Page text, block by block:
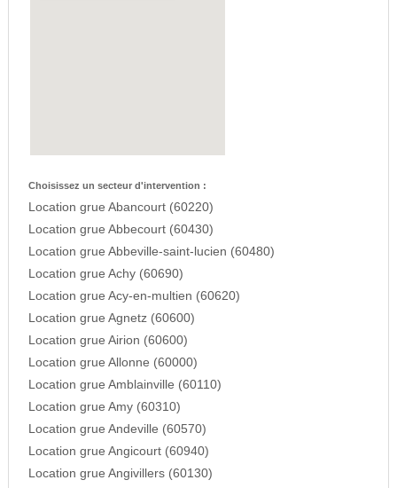
Choisissez un secteur d'intervention :
Location grue Abancourt (60220)
Location grue Abbecourt (60430)
Location grue Abbeville-saint-lucien (60480)
Location grue Achy (60690)
Location grue Acy-en-multien (60620)
Location grue Agnetz (60600)
Location grue Airion (60600)
Location grue Allonne (60000)
Location grue Amblainville (60110)
Location grue Amy (60310)
Location grue Andeville (60570)
Location grue Angicourt (60940)
Location grue Angivillers (60130)